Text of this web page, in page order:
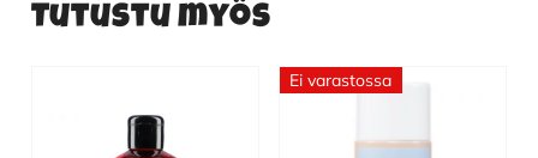
Tutustu myös
Ei varastossa